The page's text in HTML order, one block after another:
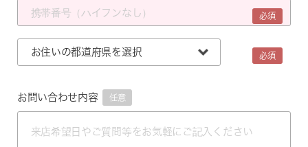
必須
必須
お問い合わせ内容 任意